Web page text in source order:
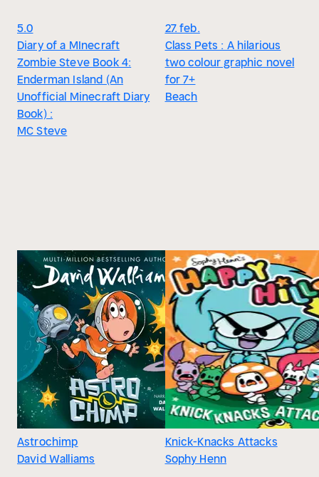
5.0
Diary of a MInecraft
Zombie Steve Book 4:
Enderman Island (An
Unofficial Minecraft Diary
Book) :
MC Steve
27. feb.
Class Pets : A hilarious
two colour graphic novel
for 7+
Beach
Astrochimp
David Walliams
Knick-Knacks Attacks
Sophy Henn